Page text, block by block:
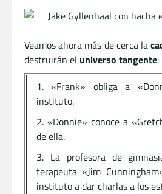
Veamos ahora más de cerca la
destruirán el universo tangente:
«Frank» obliga a
instituto.
«Donnie» conoce a
de ella.
La profesora de
terapeuta «Jim
instituto a dar charlas a los